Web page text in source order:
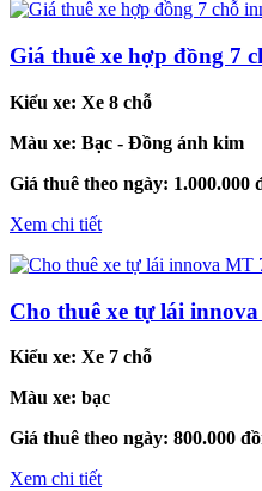
Giá thuê xe hợp đồng 7
Kiểu xe: Xe 8 chỗ
Màu xe: Bạc - Đồng ánh kim
Giá thuê theo ngày: 1.000.000
Xem chi tiết
Cho thuê xe tự lái
Kiểu xe: Xe 7 chỗ
Màu xe: bạc
Giá thuê theo ngày: 800.000
Xem chi tiết